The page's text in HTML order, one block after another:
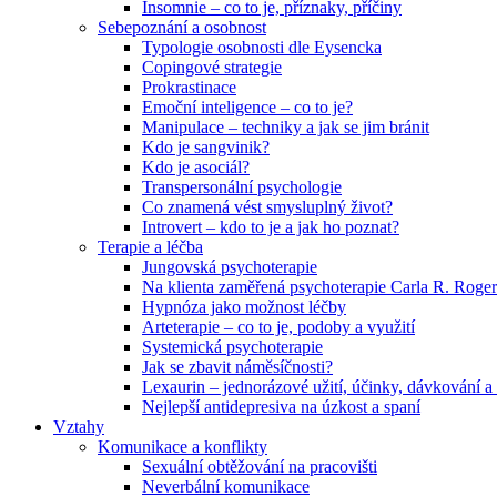
Insomnie – co to je, příznaky, příčiny
Sebepoznání a osobnost
Typologie osobnosti dle Eysencka
Copingové strategie
Prokrastinace
Emoční inteligence – co to je?
Manipulace – techniky a jak se jim bránit
Kdo je sangvinik?
Kdo je asociál?
Transpersonální psychologie
Co znamená vést smysluplný život?
Introvert – kdo to je a jak ho poznat?
Terapie a léčba
Jungovská psychoterapie
Na klienta zaměřená psychoterapie Carla R.
Hypnóza jako možnost léčby
Arteterapie – co to je, podoby a využití
Systemická psychoterapie
Jak se zbavit náměsíčnosti?
Lexaurin – jednorázové užití, účinky, dávkování a
Nejlepší antidepresiva na úzkost a spaní
Vztahy
Komunikace a konflikty
Sexuální obtěžování na pracovišti
Neverbální komunikace